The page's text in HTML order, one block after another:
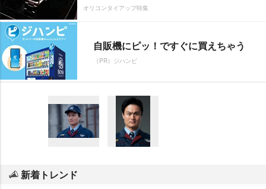
オリコンタイアップ特集
自販機にピッ！ですぐに買えちゃう
（PR）ジハンピ
新着トレンド